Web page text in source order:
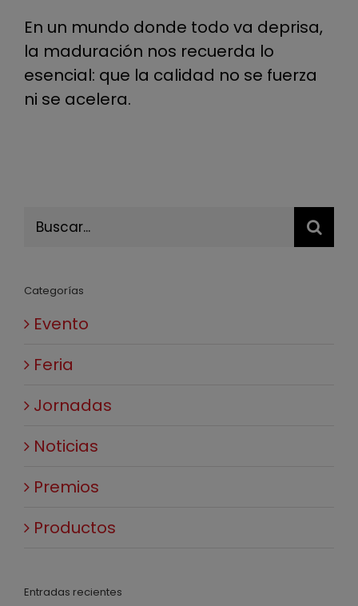
En un mundo donde todo va deprisa,
la maduración nos recuerda lo
esencial: que la calidad no se fuerza
ni se acelera.
Buscar:
Categorías
Evento
Feria
Jornadas
Noticias
Premios
Productos
Entradas recientes